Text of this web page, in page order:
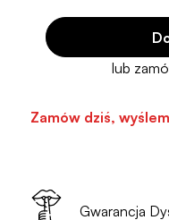
Zamów dziś,
Gwarancja